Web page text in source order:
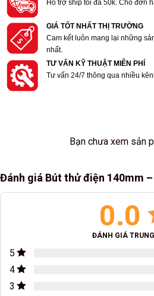
Hỗ trợ ship tối đa 50k. Cho đơn
GIÁ TỐT NHẤT THỊ TRƯỜNG
Cam kết luôn mang lại những
nhất.
TƯ VẤN KỸ THUẬT MIỄN PHÍ
Tư vấn 24/7 thông qua nhiều
Bạn chưa xem sản
Đánh giá Bút thử điện 140mm
0.0
ĐÁNH GIÁ
5
4
3